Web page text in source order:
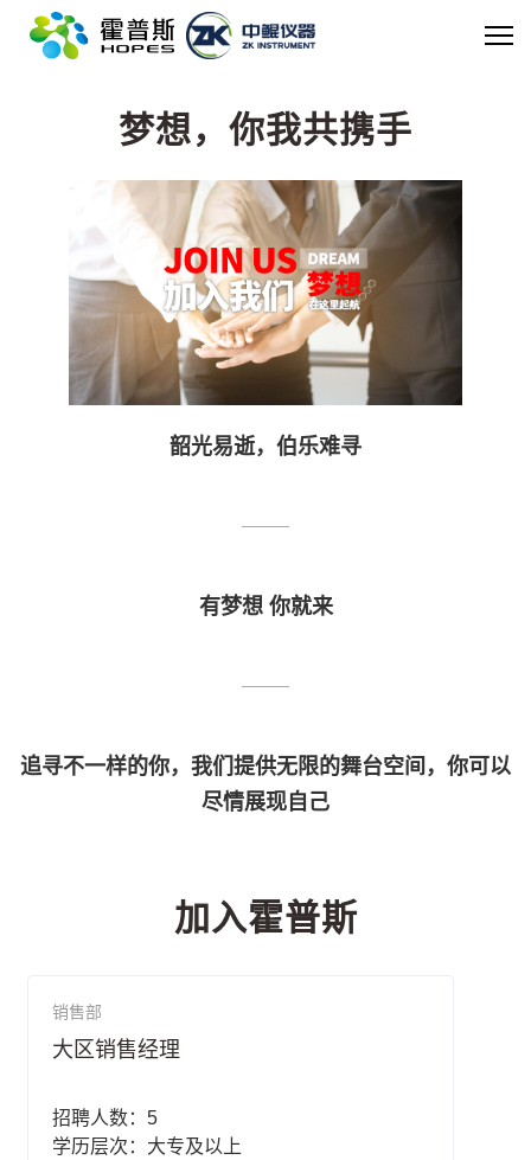
世界杯体育官方网站
梦想，你我共携手
韶光易逝，伯乐难寻
有梦想 你就来
追寻不一样的你，我们提供无限的舞台空间，你可以
尽情展现自己
加入霍普斯
销售部
大区销售经理
招聘人数：5
学历层次：大专及以上